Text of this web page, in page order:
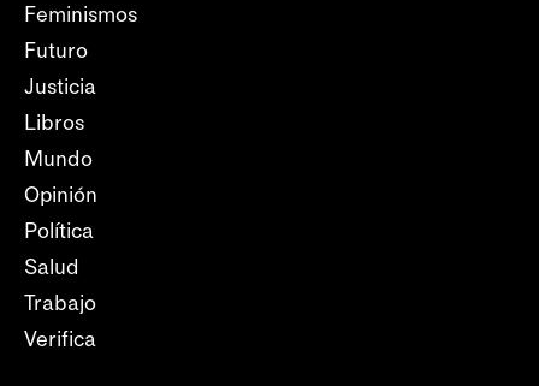
Feminismos
Futuro
Justicia
Libros
Mundo
Opinión
Política
Salud
Trabajo
Verifica